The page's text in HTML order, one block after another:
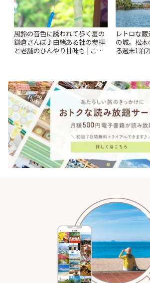
風鈴の音色に誘われて歩く夏の
鎌倉さんぽ♪由緒ある社の参拝
と老舗のひんやり甘味も | こと
レトロな
の城。松
る週末1泊